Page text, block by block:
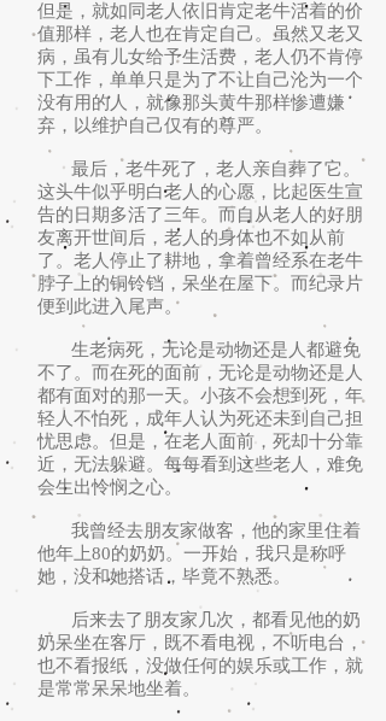
但是，就如同老人依旧肯定老牛活着的价
值那样，老人也在肯定自己。虽然又老又
病，虽有儿女给予生活费，老人仍不肯停
下工作，单单只是为了不让自己沦为一个
没有用的人，就像那头黄牛那样惨遭嫌
弃，以维护自己仅有的尊严。
最后，老牛死了，老人亲自葬了它。
这头牛似乎明白老人的心愿，比起医生宣
告的日期多活了三年。而自从老人的好朋
友离开世间后，老人的身体也不如从前
了。老人停止了耕地，拿着曾经系在老牛
脖子上的铜铃铛，呆坐在屋下。而纪录片
便到此进入尾声。
生老病死，无论是动物还是人都避免
不了。而在死的面前，无论是动物还是人
都有面对的那一天。小孩不会想到死，年
轻人不怕死，成年人认为死还未到自己担
忧思虑。但是，在老人面前，死却十分靠
近，无法躲避。每每看到这些老人，难免
会生出怜悯之心。
我曾经去朋友家做客，他的家里住着
他年上80的奶奶。一开始，我只是称呼
她，没和她搭话，毕竟不熟悉。
后来去了朋友家几次，都看见他的奶
奶呆坐在客厅，既不看电视，不听电台，
也不看报纸，没做任何的娱乐或工作，就
是常常呆呆地坐着。